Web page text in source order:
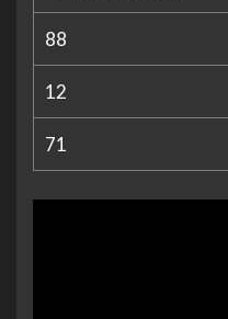
88
12
71